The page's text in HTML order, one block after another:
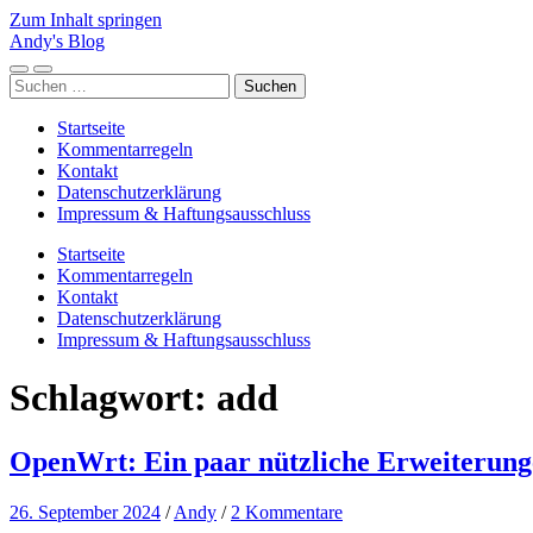
Zum Inhalt springen
Andy's Blog
Mobile-
Menü
Suchfeld
ein-/ausblenden
Suchen
nach:
Startseite
Kommentarregeln
Kontakt
Datenschutzerklärung
Impressum & Haftungsausschluss
Startseite
Kommentarregeln
Kontakt
Datenschutzerklärung
Impressum & Haftungsausschluss
Schlagwort: add
OpenWrt: Ein paar nützliche
26. September 2024 /Andy / 2 Kommentare